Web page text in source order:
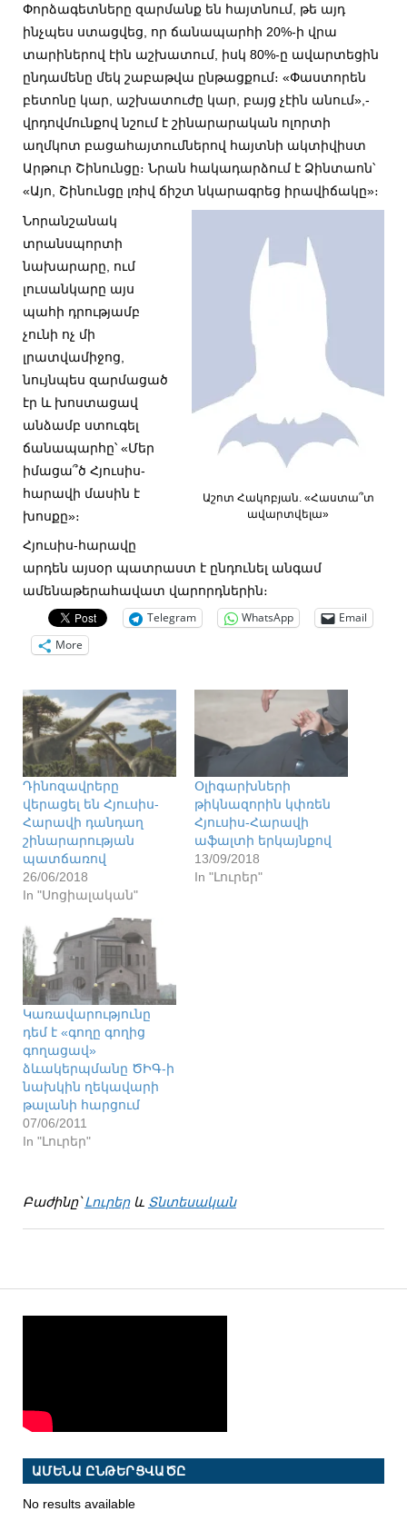
Փորձագետները զարմանք են հայտնում, թե այդ
ինչպես ստացվեց, որ ճանապարհի 20%-ի վրա
տարիներով էին աշխատում, իսկ 80%-ը ավարտեցին
ընդամենը մեկ շաբաթվա ընթացքում։ «Փաստորեն
բետոնը կար, աշխատուժը կար, բայց չէին անում»,-
վրդովմունքով նշում է շինարարական ոլորտի
աղմկոտ բացահայտումներով հայտնի ակտիվիստ
Արթուր Շինունցը։ Նրան հակադարձում է Ձինտաոն՝
«Այո, Շինունցը լռիվ ճիշտ նկարագրեց իրավիճակը»։
Աշոտ Հակոբյան. «Հաստա՞տ
ավարտվելա»
Նորանշանակ
տրանսպորտի
նախարարը, ում
լուսանկարը այս
պահի դրությամբ
չունի ոչ մի
լրատվամիջոց,
նույնպես զարմացած
էր և խոստացավ
անձամբ ստուգել
ճանապարհը՝ «Մեր
իմացա՞ծ Հյուսիս-
հարավի մասին է
խոսքը»։
Հյուսիս-հարավը
արդեն այսօր պատրաստ է ընդունել անգամ
ամենաթերահավատ վարորդներին։
Telegram WhatsApp
Email
More
Դինոզավրերը
վերացել են Հյուսիս-
Հարավի դանդաղ
շինարարության
պատճառով
26/06/2018
In "Սոցիալական"
Օլիգարխների
թիկնազորին կփռեն
Հյուսիս-Հարավի
աֆալտի երկայնքով
13/09/2018
In "Լուրեր"
Կառավարությունը
դեմ է «գողը գողից
գողացավ»
ձևակերպմանը ԾԻԳ-ի
նախկին ղեկավարի
թալանի հարցում
07/06/2011
In "Լուրեր"
Բաժինը՝Լուրերև Տնտեսական
ԱՄԵՆԱ ԸՆԹԵՐՑՎԱԾԸ
No results available